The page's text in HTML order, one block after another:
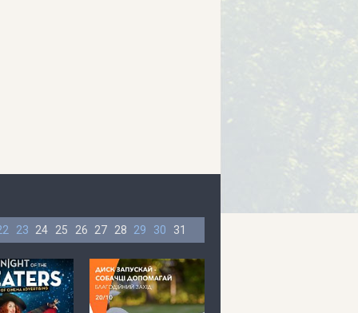
23 24 25 26 27 28 29 30 31